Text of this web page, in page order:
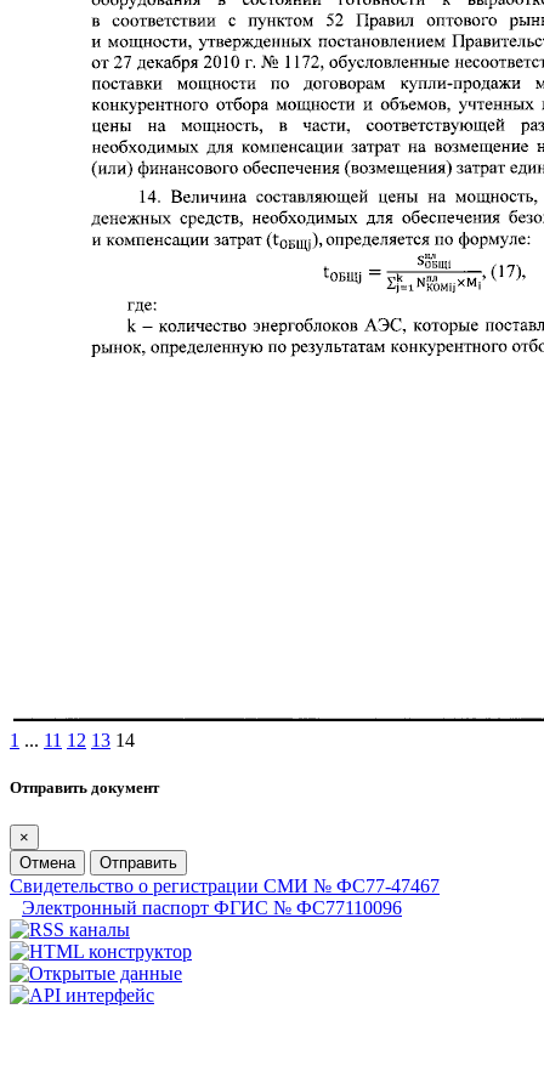
1 ... 11 12 13 14
Отправить документ
×
Отмена
Отправить
Свидетельство о регистрации СМИ № ФС77-47467
Электронный паспорт ФГИС № ФС77110096